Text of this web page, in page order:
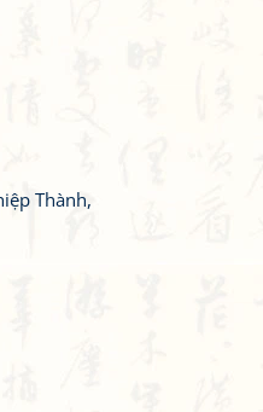
Thành,